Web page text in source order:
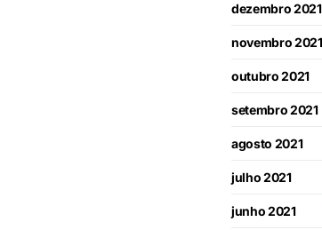
dezembro 2021
novembro 2021
outubro 2021
setembro 2021
agosto 2021
julho 2021
junho 2021